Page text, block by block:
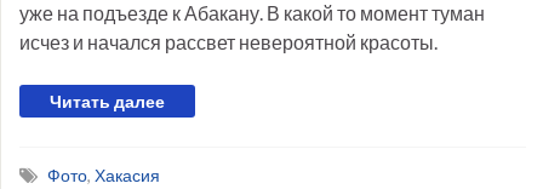
уже на подъезде к Абакану. В какой то момент туман
исчез и начался рассвет невероятной красоты.
Читать далее
Фото, Хакасия